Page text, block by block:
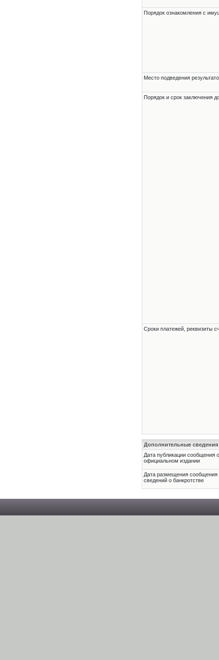
Порядок ознакомления с
Место подведения
Порядок и срок заключения
Сроки платежей, реквизиты
Дополнительные сведения
Дата публикации сообщения
официальном издании
Дата размещения
сведений о банкротстве